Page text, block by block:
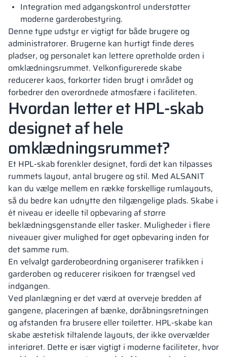
Integration med adgangskontrol understøtter
moderne garderobestyring.
Denne type udstyr er vigtigt for både brugere og
administratorer. Brugerne kan hurtigt finde deres
pladser, og personalet kan lettere opretholde orden i
omklædningsrummet. Velkonfigurerede skabe
reducerer kaos, forkorter tiden brugt i området og
forbedrer den overordnede atmosfære i faciliteten.
Hvordan letter et HPL-skab
designet af hele
omklædningsrummet?
Et HPL-skab forenkler designet, fordi det kan tilpasses
rummets layout, antal brugere og stil. Med ALSANIT
kan du vælge mellem en række forskellige rumlayouts,
så du bedre kan udnytte den tilgængelige plads. Skabe i
ét niveau er ideelle til opbevaring af større
beklædningsgenstande eller tasker. Muligheder i flere
niveauer giver mulighed for øget opbevaring inden for
det samme rum.
En velvalgt garderobeordning organiserer trafikken i
garderoben og reducerer risikoen for trængsel ved
indgangen.
Ved planlægning er det værd at overveje bredden af ​​
gangene, placeringen af ​​bænke, døråbningsretningen
og afstanden fra brusere eller toiletter. HPL-skabe kan
skabe æstetisk tiltalende layouts, der ikke overvælder
interiøret. Dette er især vigtigt i moderne faciliteter, hvor